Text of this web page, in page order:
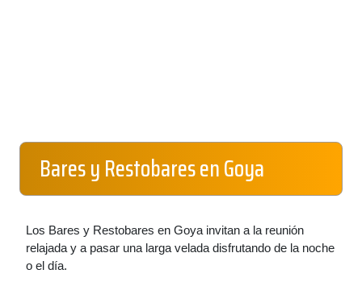
Bares y Restobares en Goya
Los Bares y Restobares en Goya invitan a la reunión
relajada y a pasar una larga velada disfrutando de la noche
o el día.